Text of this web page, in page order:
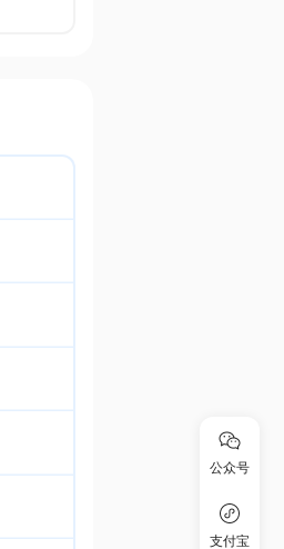
公众号
支付宝